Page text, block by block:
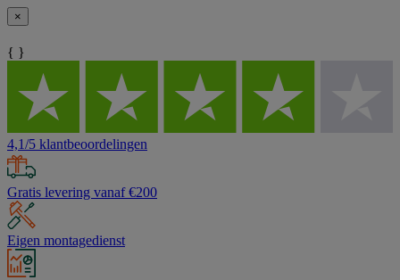
×
{ }
4,1/5 klantbeoordelingen
Gratis levering vanaf €200
Eigen montagedienst